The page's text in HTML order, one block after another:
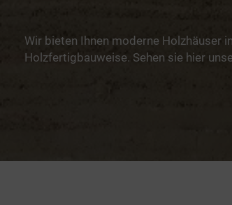
Wir bieten Ihnen moderne Holzhäuser
Holzfertigbauweise. Sehen sie hier